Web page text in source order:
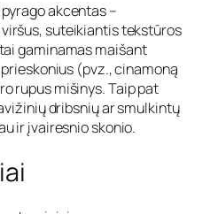
akcentas –
suteikiantis tekstūros
gaminamas maišant
(pvz., cinamoną
rupus mišinys. Taip pat
dribsnių ar smulkintų
ir įvairesnio skonio.